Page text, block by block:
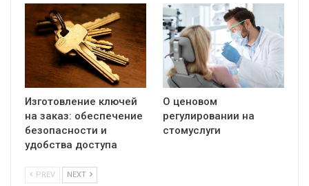
Изготовление ключей
на заказ: обеспечение
безопасности и
удобства доступа
О ценовом
регулировании на
стомуслуги
PREV NEXT